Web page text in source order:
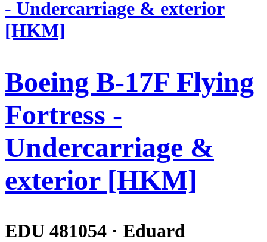
Boeing B-17F Flying
Fortress -
Undercarriage &
exterior [HKM]
EDU 481054 · Eduard